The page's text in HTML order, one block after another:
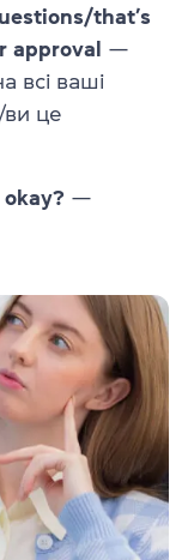
that’s
approval —
всі ваші
ви це
—